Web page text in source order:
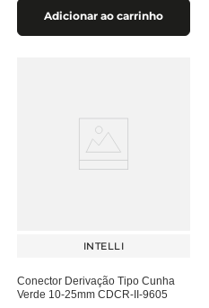
Adicionar ao carrinho
INTELLI
Conector Derivação Tipo Cunha
Verde 10-25mm CDCR-II-9605